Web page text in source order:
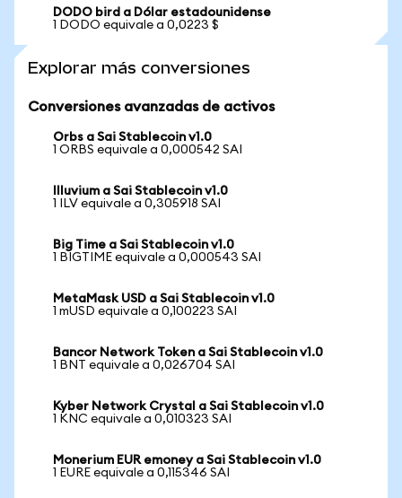
DODO bird a Dólar estadounidense
1 DODO equivale a 0,0223 $
Explorar más conversiones
Conversiones avanzadas de activos
Orbs a Sai Stablecoin v1.0
1 ORBS equivale a 0,000542 SAI
Illuvium a Sai Stablecoin v1.0
1 ILV equivale a 0,305918 SAI
Big Time a Sai Stablecoin v1.0
1 BIGTIME equivale a 0,000543 SAI
MetaMask USD a Sai Stablecoin v1.0
1 mUSD equivale a 0,100223 SAI
Bancor Network Token a Sai Stablecoin v1.0
1 BNT equivale a 0,026704 SAI
Kyber Network Crystal a Sai Stablecoin v1.0
1 KNC equivale a 0,010323 SAI
Monerium EUR emoney a Sai Stablecoin v1.0
1 EURE equivale a 0,115346 SAI